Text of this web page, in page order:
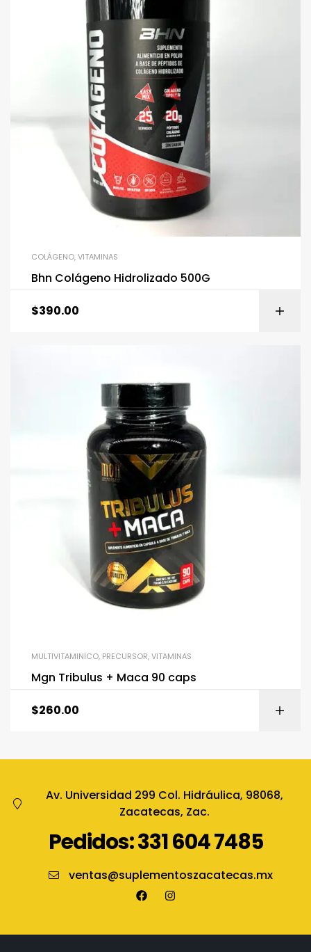
COLÁGENO,VITAMINAS
Bhn Colágeno Hidrolizado 500G
$390.00
MULTIVITAMINICO, PRECURSOR,VITAMINAS
Mgn Tribulus + Maca 90 caps
$260.00
Av. Universidad 299 Col. Hidráulica, 98068,
Zacatecas, Zac.
Pedidos: 331 604 7485
ventas@suplementoszacatecas.mx